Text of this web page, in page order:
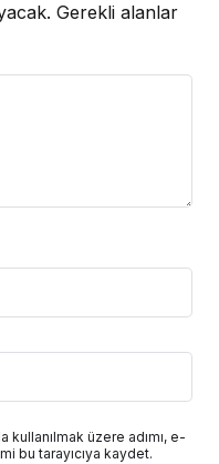
Gerekli alanlar
kullanılmak üzere adımı, e-
bu tarayıcıya kaydet.